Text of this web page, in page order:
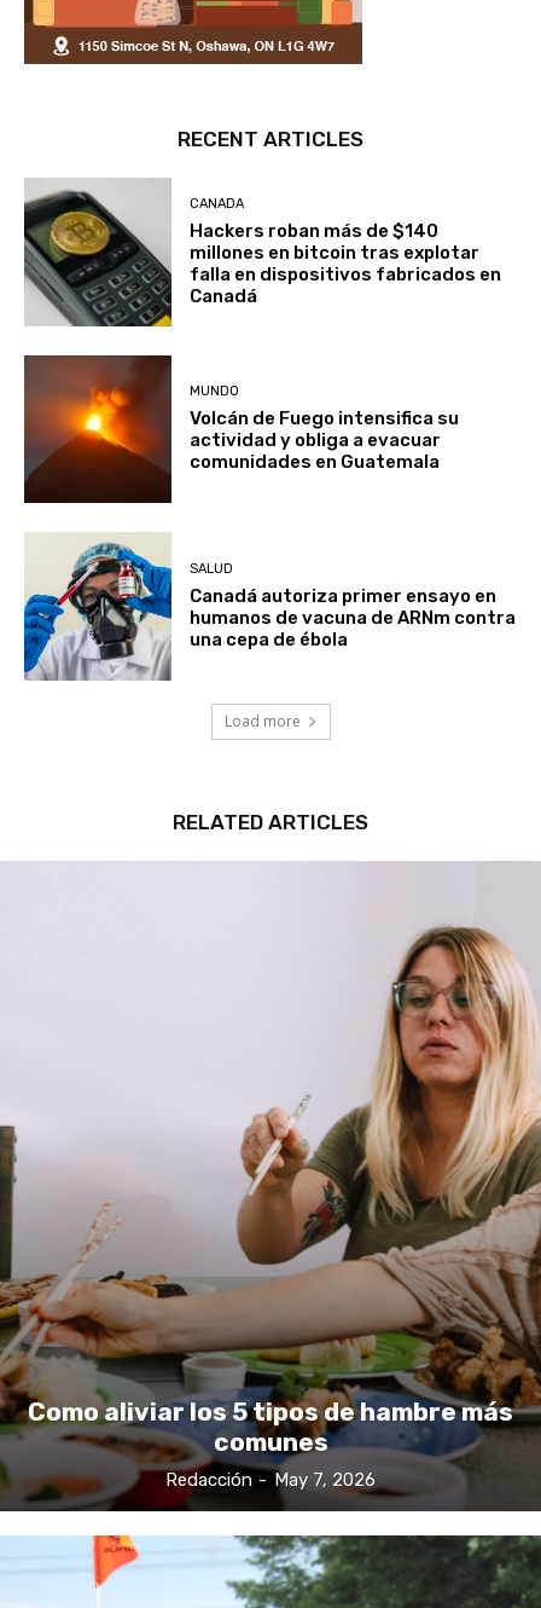
RECENT ARTICLES
CANADA
Hackers roban más de $140
millones en bitcoin tras explotar
falla en dispositivos fabricados en
Canadá
MUNDO
Volcán de Fuego intensifica su
actividad y obliga a evacuar
comunidades en Guatemala
SALUD
Canadá autoriza primer ensayo en
humanos de vacuna de ARNm contra
una cepa de ébola
Load more
RELATED ARTICLES
Como aliviar los 5 tipos de hambre más
comunes
Redacción - May 7, 2026